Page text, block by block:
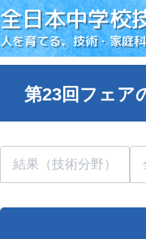
全日本中学校
人を育てる、技術・家庭科
第23回フェア
結果（技術分野）